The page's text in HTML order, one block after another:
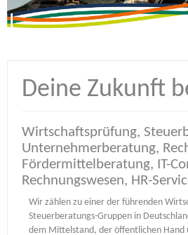
Deine Zukunft
Wirtschaftsprüfung,
Unternehmerberatung,
Fördermittelberatung, IT-
Rechnungswesen, HR-
Wir zählen zu einer der führenden
Steuerberatungs-Gruppen in
dem Mittelstand, der öffentlichen Hand